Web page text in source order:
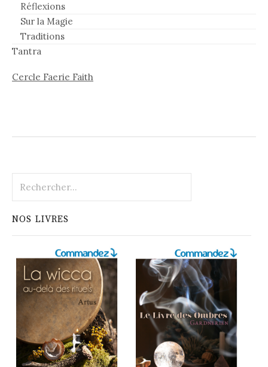
Réflexions
Sur la Magie
Traditions
Tantra
Cercle Faerie Faith
NOS LIVRES